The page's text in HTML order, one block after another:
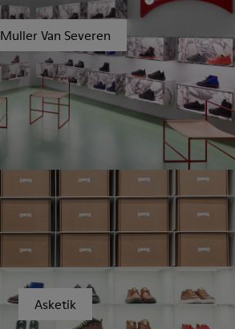
Muller Van Severen
Asketik